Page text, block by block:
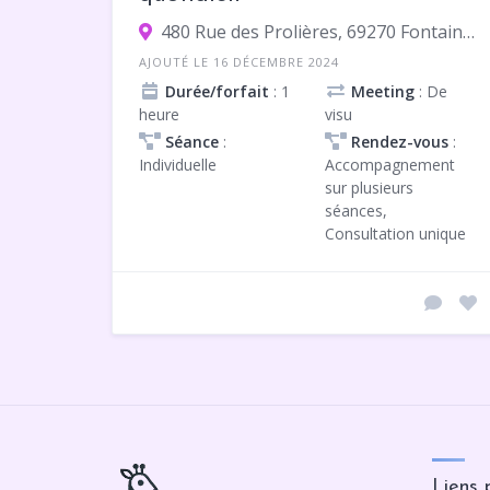
480 Rue des Prolières, 69270 Fontaines-Saint-Martin
AJOUTÉ LE 16 DÉCEMBRE 2024
Durée/forfait : 1
heure
Meeting : De
visu
Séance :
Individuelle
Rendez-vous :
Accompagnement
sur plusieurs
séances,
Consultation unique